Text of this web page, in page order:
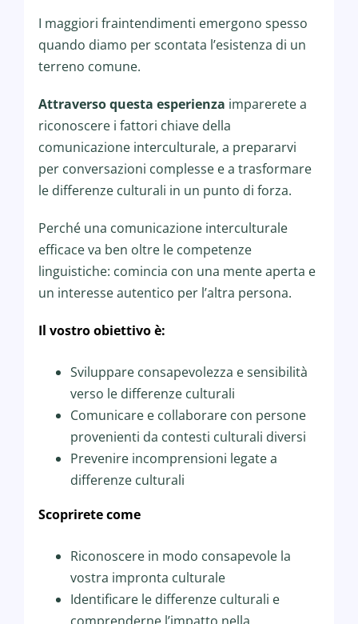
I maggiori fraintendimenti emergono spesso
quando diamo per scontata l’esistenza di un
terreno comune.
Attraverso questa esperienza imparerete a
riconoscere i fattori chiave della
comunicazione interculturale, a prepararvi
per conversazioni complesse e a trasformare
le differenze culturali in un punto di forza.
Perché una comunicazione interculturale
efficace va ben oltre le competenze
linguistiche: comincia con una mente aperta e
un interesse autentico per l’altra persona.
Il vostro obiettivo è:
Sviluppare consapevolezza e sensibilità
verso le differenze culturali
Comunicare e collaborare con persone
provenienti da contesti culturali diversi
Prevenire incomprensioni legate a
differenze culturali
Scoprirete come
Riconoscere in modo consapevole la
vostra impronta culturale
Identificare le differenze culturali e